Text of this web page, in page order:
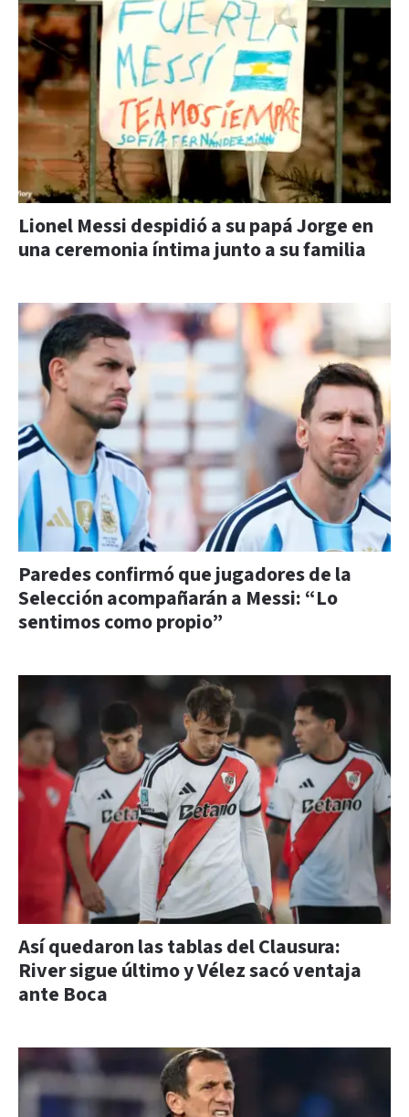
Lionel Messi despidió a su papá Jorge en
una ceremonia íntima junto a su familia
Paredes confirmó que jugadores de la
Selección acompañarán a Messi: “Lo
sentimos como propio”
Así quedaron las tablas del Clausura:
River sigue último y Vélez sacó ventaja
ante Boca